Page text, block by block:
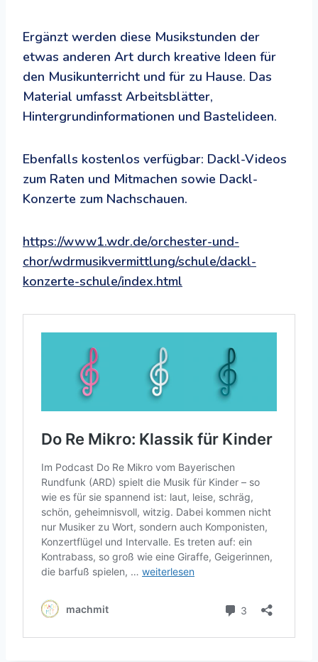
Ergänzt werden diese Musikstunden der
etwas anderen Art durch kreative Ideen für
den Musikunterricht und für zu Hause. Das
Material umfasst Arbeitsblätter,
Hintergrundinformationen und Bastelideen.
Ebenfalls kostenlos verfügbar: Dackl-Videos
zum Raten und Mitmachen sowie Dackl-
Konzerte zum Nachschauen.
https://www1.wdr.de/orchester-und-
chor/wdrmusikvermittlung/schule/dackl-
konzerte-schule/index.html